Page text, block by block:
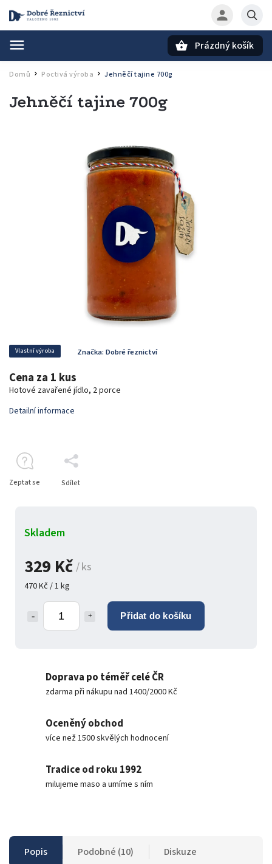
Prázdný košík
Domů / Poctivá výroba / Jehněčí tajine 700g
Jehněčí tajine 700g
Vlastní výroba Značka: Dobré řeznictví
329 Kč / ks
470 Kč / 1 kg
Přidat do košíku
Skladem
Cena za 1 kus
Hotové zavařené jídlo, 2 porce
Detailní informace
Zeptat se Sdílet
Doprava po téměř celé ČR
zdarma při nákupu nad 1400/2000 Kč
Oceněný obchod
více než 1500 skvělých hodnocení
Tradice od roku 1992
milujeme maso a umíme s ním
Popis Podobné (10) Diskuze